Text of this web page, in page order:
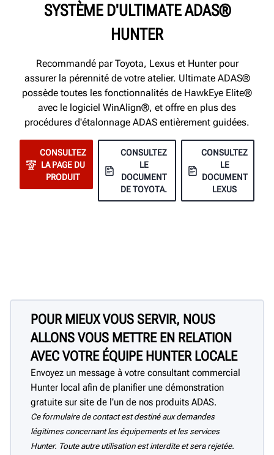
SYSTÈME D'ULTIMATE ADAS®
HUNTER
Recommandé par Toyota, Lexus et Hunter pour
assurer la pérennité de votre atelier. Ultimate ADAS®
possède toutes les fonctionnalités de HawkEye Elite®
avec le logiciel WinAlign®, et offre en plus des
procédures d'étalonnage ADAS entièrement guidées.
CONSULTEZ
LA PAGE DU
PRODUIT
CONSULTEZ
LE
DOCUMENT
DE TOYOTA.
CONSULTEZ
LE
DOCUMENT
LEXUS
POUR MIEUX VOUS SERVIR, NOUS
ALLONS VOUS METTRE EN RELATION
AVEC VOTRE ÉQUIPE HUNTER LOCALE
Envoyez un message à votre consultant commercial
Hunter local afin de planifier une démonstration
gratuite sur site de l'un de nos produits ADAS.
Ce formulaire de contact est destiné aux demandes
légitimes concernant les équipements et les services
Hunter. Toute autre utilisation est interdite et sera rejetée.